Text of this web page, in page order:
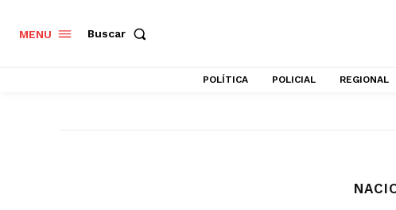
MENU Buscar
POLÍTICA POLICIAL REGIONAL